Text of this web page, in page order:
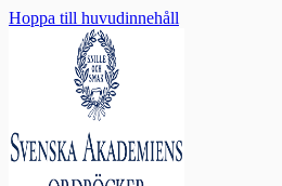
Hoppa till huvudinnehåll